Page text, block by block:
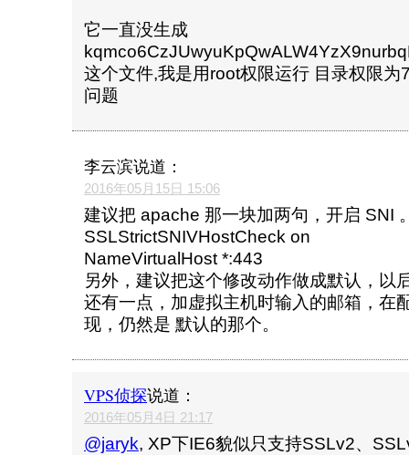
它一直没生成
这个文件,我是用root权限运行 目录权限为
问题
李云滨说道：
2016年05月15日 15:06
建议把 apache 那一块加两句，开启 SNI
SSLStrictSNIVHostCheck on
NameVirtualHost *:443
另外，建议把这个修改动作做成默认，以
还有一点，加虚拟主机时输入的邮箱，在
现，仍然是 默认的那个。
VPS侦探说道：
2016年05月4日 21:17
@jaryk, XP下IE6貌似只支持SSLv2、